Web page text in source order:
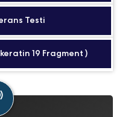
Testi
19 Fragment )